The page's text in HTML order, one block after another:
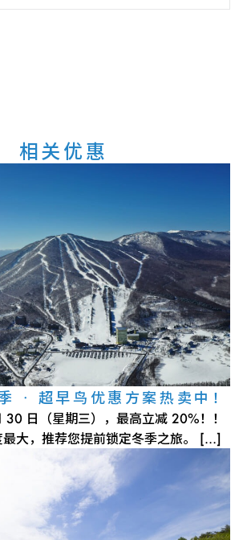
相关优惠
· 超早鸟优惠方案热卖中！
日（星期三），最高立减 20%！！
最大，推荐您提前锁定冬季之旅。 […]